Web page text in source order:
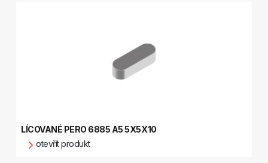
LÍCOVANÉ PERO 6885 A5 5X5X10
otevřít produkt